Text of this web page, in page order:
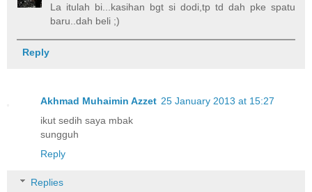
La itulah bi...kasihan bgt si dodi,tp td dah pke spatu
baru..dah beli ;)
Reply
Akhmad Muhaimin Azzet 25 January 2013 at 15:27
ikut sedih saya mbak
sungguh
Reply
Replies